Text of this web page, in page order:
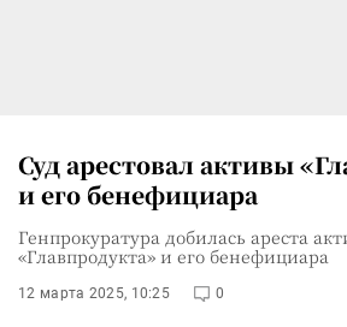
Суд арестовал активы
и его бенефициара
Генпрокуратура добилась ареста
«Главпродукта» и его бенефициара
12 марта 2025, 10:25 0